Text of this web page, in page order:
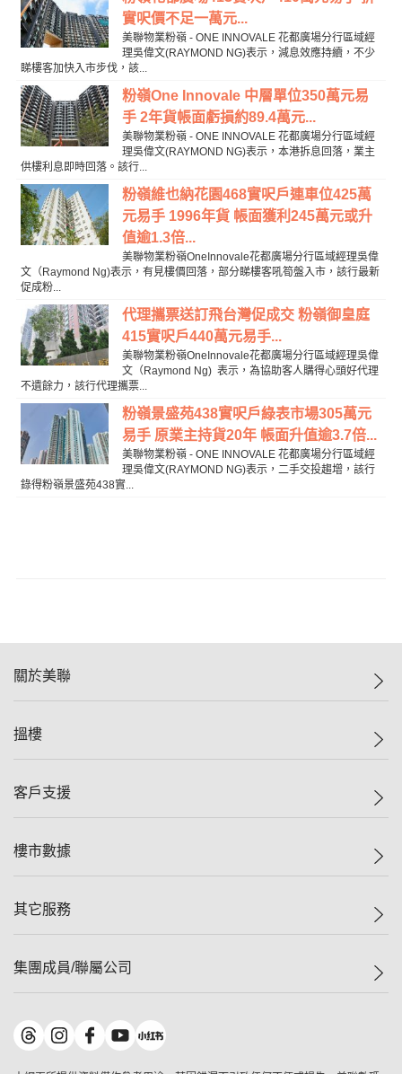
實呎價不足一萬元...
美聯物業粉嶺 - ONE INNOVALE 花都廣場分行區域經
理吳偉文(RAYMOND NG)表示，減息效應持續，不少
睇樓客加快入市步伐，該...
粉嶺One Innovale 中層單位350萬元易
手 2年貨帳面虧損約89.4萬元...
美聯物業粉嶺 - ONE INNOVALE 花都廣場分行區域經
理吳偉文(RAYMOND NG)表示，本港拆息回落，業主
供樓利息即時回落。該行...
粉嶺維也納花園468實呎戶連車位425萬
元易手 1996年貨 帳面獲利245萬元或升
值逾1.3倍...
美聯物業粉嶺OneInnovale花都廣場分行區域經理吳偉
文（Raymond Ng)表示，有見樓價回落，部分睇樓客吼筍盤入市，該行最新
促成粉...
代理攜票送訂飛台灣促成交 粉嶺御皇庭
415實呎戶440萬元易手...
美聯物業粉嶺OneInnovale花都廣場分行區域經理吳偉
文（Raymond Ng) 表示，為協助客人購得心頭好代理
不遺餘力，該行代理攜票...
粉嶺景盛苑438實呎戶綠表市場305萬元
易手 原業主持貨20年 帳面升值逾3.7倍...
美聯物業粉嶺 - ONE INNOVALE 花都廣場分行區域經
理吳偉文(RAYMOND NG)表示，二手交投趨增，該行
錄得粉嶺景盛苑438實...
關於美聯
美聯集團
人才招募
搵樓
一手新盤
減價
美聯豪宅
獨家樓盤
租盤
客戶支援
自助放盤
查詢熱線
按揭計算機
負擔能力計算機
轉按計算機
繳款方式
樓市數據
樓價指數
歷史成交
屋苑成交排行榜
地區百科
其它服務
屋苑專頁
美聯精英會
集團成員/聯屬公司
美聯物業
鋑聯控股*
美聯工商舖*